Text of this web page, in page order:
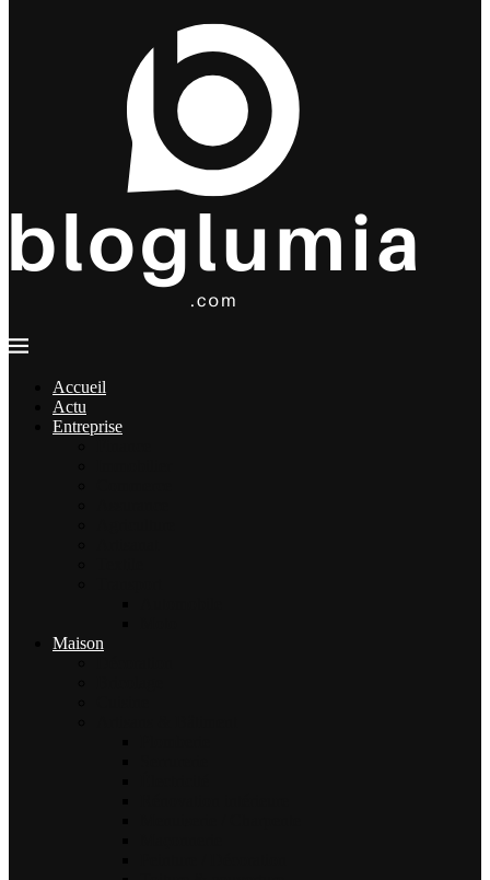
Accueil
Actu
Entreprise
Maison